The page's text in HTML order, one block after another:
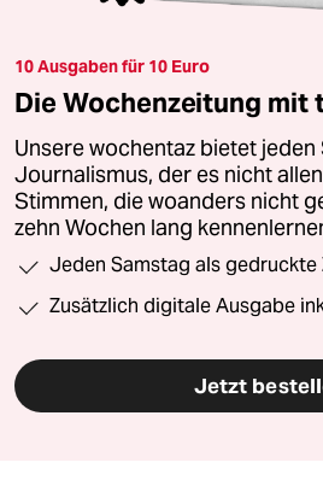
10 Ausgaben für 10 Euro
Die Wochenzeitung mit
Unsere wochentaz bietet jeden
Journalismus, der es nicht
Stimmen, die woanders nicht
zehn Wochen lang
Jeden Samstag als gedruckte
Zusätzlich digitale Ausgabe
Jetzt